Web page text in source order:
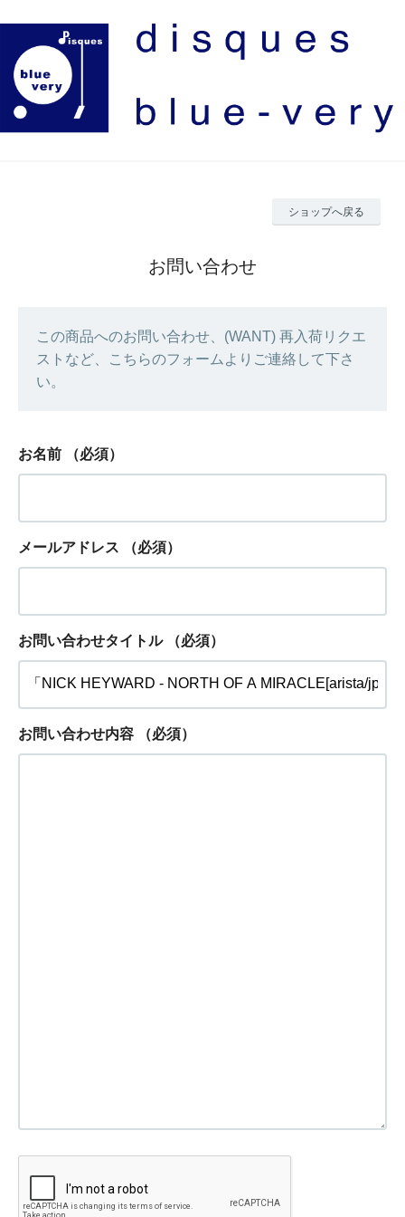
ショップへ戻る
お問い合わせ
この商品へのお問い合わせ、(WANT) 再入荷リクエ
ストなど、こちらのフォームよりご連絡して下さ
い。
お名前 （必須）
メールアドレス （必須）
お問い合わせタイトル （必須）
お問い合わせ内容 （必須）